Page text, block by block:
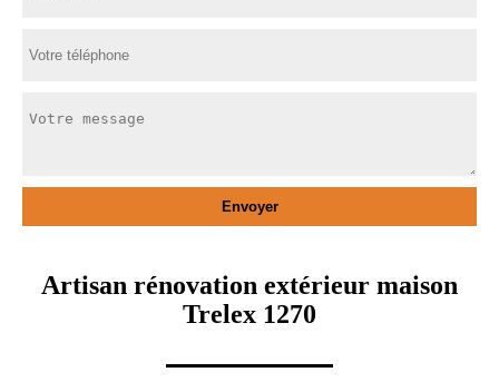
Artisan rénovation extérieur maison
Trelex 1270